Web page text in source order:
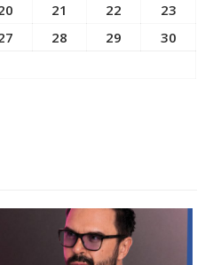
21 22
23
28 29
30